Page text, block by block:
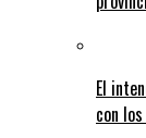
El
con